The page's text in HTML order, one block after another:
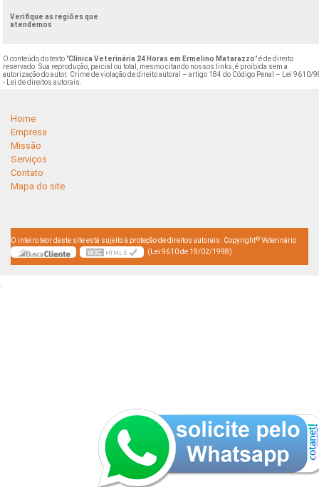
Verifique as regiões que
atendemos
O conteúdo do texto "Clínica Veterinária 24 Horas em Ermelino Matarazzo" é de direito
reservado. Sua reprodução, parcial ou total, mesmo citando nossos links, é proibida sem a
autorização do autor. Crime de violação de direito autoral – artigo 184 do Código Penal –
Lei 9610/
- Lei de direitos autorais
Home
Empresa
Missão
Serviços
Contato
Mapa do site
O inteiro teor deste site está sujeito à proteção de direitos autorais. Copyright© Veterinário
(Lei 9610 de 19/02/1998)